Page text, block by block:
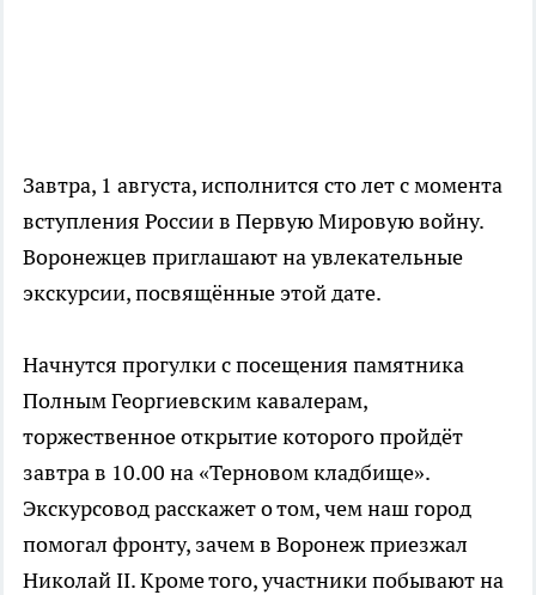
Завтра, 1 августа, исполнится сто лет с момента
вступления России в Первую Мировую войну.
Воронежцев приглашают на увлекательные
экскурсии, посвящённые этой дате.
Начнутся прогулки с посещения памятника
Полным Георгиевским кавалерам,
торжественное открытие которого пройдёт
завтра в 10.00 на «Терновом кладбище».
Экскурсовод расскажет о том, чем наш город
помогал фронту, зачем в Воронеж приезжал
Николай II. Кроме того, участники побывают на